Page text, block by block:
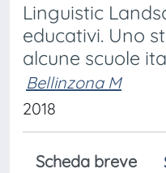
Linguistic
educativi. Uno
alcune scuole
Bellinzona M
2018
Scheda breve